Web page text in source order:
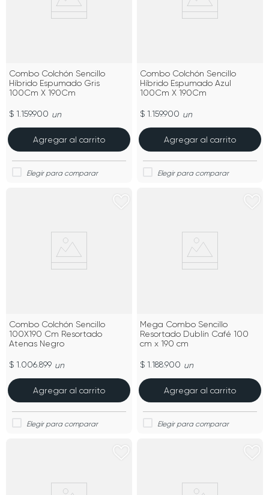
Combo Colchón Sencillo
Híbrido Espumado Gris
100Cm X 190Cm
$ 1.159.900 un
Agregar al carrito
Combo Colchón Sencillo
Híbrido Espumado Azul
100Cm X 190Cm
$ 1.159.900 un
Agregar al carrito
Combo Colchón Sencillo
100X190 Cm Resortado
Atenas Negro
$ 1.006.899 un
Agregar al carrito
Mega Combo Sencillo
Resortado Dublín Café 100
cm x 190 cm
$ 1.188.900 un
Agregar al carrito